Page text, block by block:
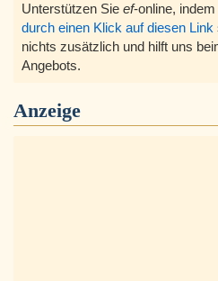
Unterstützen Sie ef-online,
durch einen Klick auf diesen Link
nichts zusätzlich und hilft uns
Angebots.
Anzeige